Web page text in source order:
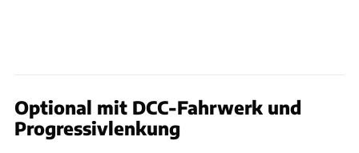
Optional mit DCC-Fahrwerk und
Progressivlenkung